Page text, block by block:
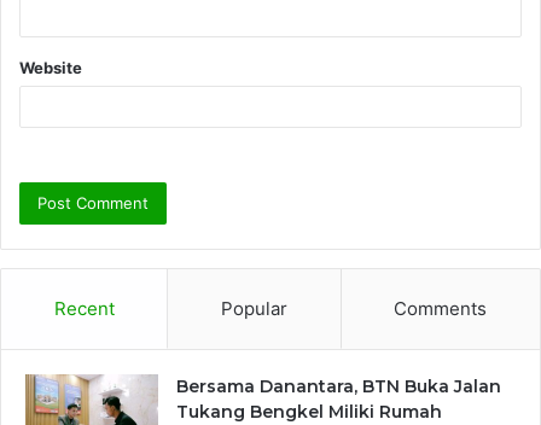
Website
Recent Popular Comments
Bersama Danantara, BTN Buka Jalan
Tukang Bengkel Miliki Rumah